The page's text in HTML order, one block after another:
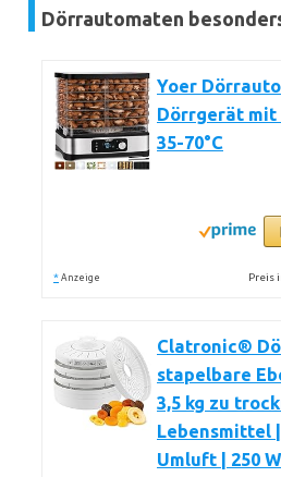
Dörrautomaten
Yoer
Dörrgerät mit
35-70°C
* Anzeige Preis
Clatronic®
stapelbare
3,5 kg zu
Lebensmittel
Umluft | 250